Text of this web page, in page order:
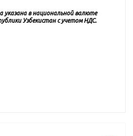
указана в национальной валюте
Узбекистан с учетом НДС.